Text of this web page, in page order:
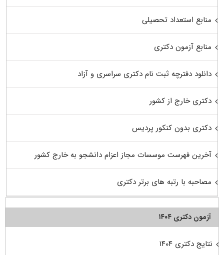
منابع استعداد تحصیلی
منابع آزمون دکتری
دانلود دفترچه ثبت نام دکتری سراسری و آزاد
دکتری خارج از کشور
دکتری بدون کنکور پردیس
آخرین فهرست موسسات مجاز اعزام دانشجو به خارج کشور
مصاحبه با رتبه های برتر دکتری
آزمون دکتری ۱۴۰۴
نتایج دکتری ۱۴۰۴